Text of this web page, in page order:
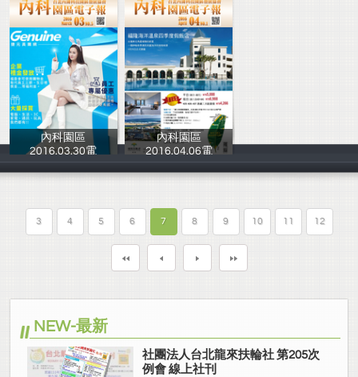
內科園區
2016.03.30電
台北內湖科技園
內科園區
2016.04.06電
台北內湖科技園
3 4 5 6 7 8 9 10 11 12
NEW-最新
社團法人台北龍來扶輪社 第205次
例會 線上社刊